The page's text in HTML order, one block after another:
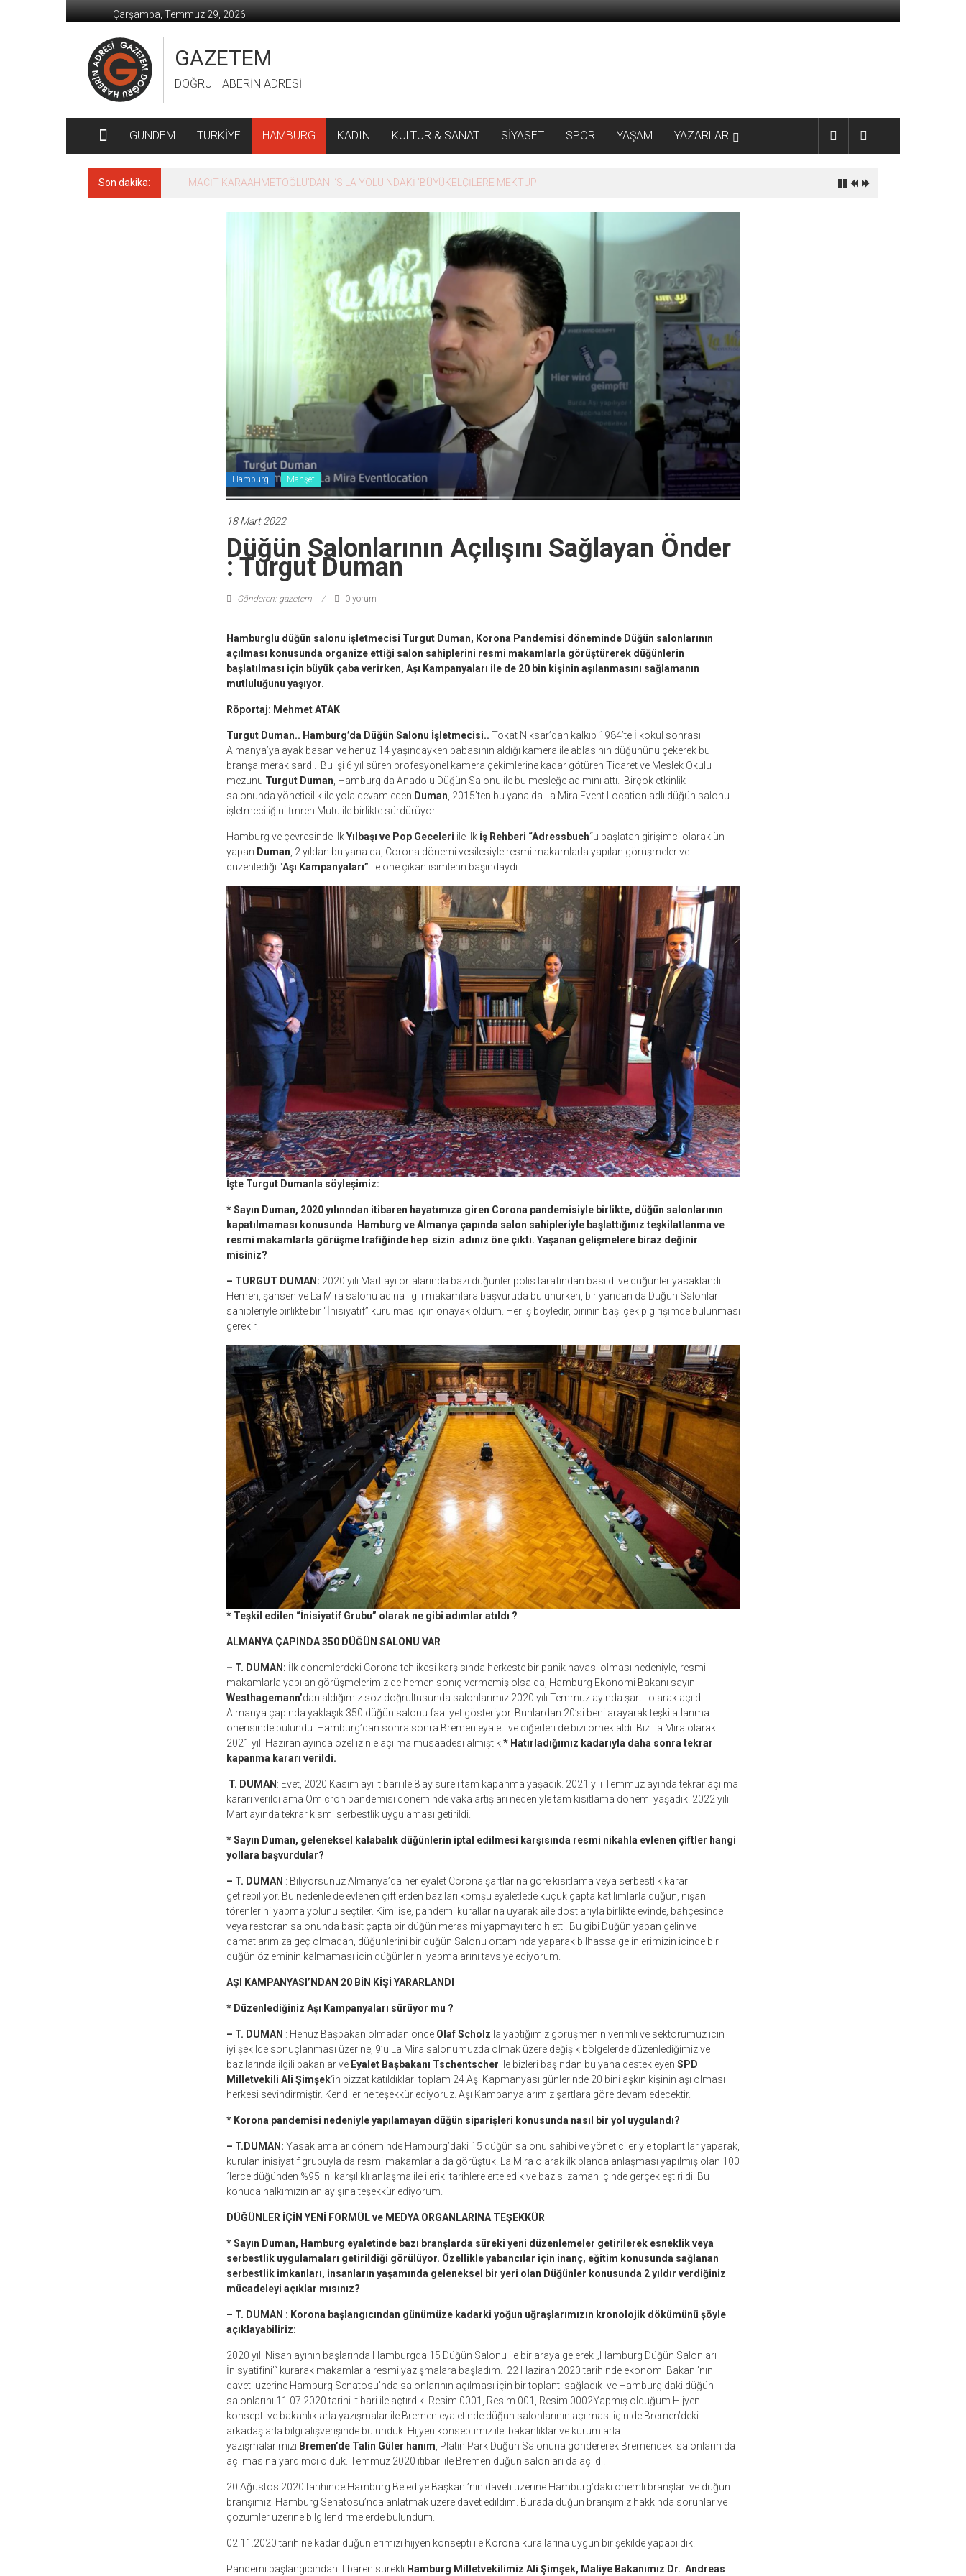
geç
Çarşamba, Temmuz 29, 2026
GAZETEM
DOĞRU HABERİN ADRESİ
GÜNDEM TÜRKİYE HAMBURG KADIN KÜLTÜR & SANAT SİYASET SPOR YAŞAM YAZARLAR
Son dakika: MACİT KARAAHMETOĞLU’DAN ‘SILA YOLU’NDAKİ ’BÜYÜKELÇİLERE MEKTUP
Hamburg Manşet
18 Mart 2022
Düğün Salonlarının Açılışını Sağlayan Önder
: Turgut Duman
Gönderen: gazetem 0 yorum
Hamburglu düğün salonu işletmecisi Turgut Duman, Korona Pandemisi döneminde Düğün salonlarının
açılması konusunda organize ettiği salon sahiplerini resmi makamlarla görüştürerek düğünlerin
başlatılması için büyük çaba verirken, Aşı Kampanyaları ile de 20 bin kişinin aşılanmasını sağlamanın
mutluluğunu yaşıyor.
Röportaj: Mehmet ATAK
Turgut Duman.. Hamburg’da Düğün Salonu İşletmecisi.. Tokat Niksar’dan kalkıp 1984’te İlkokul sonrası
Almanya’ya ayak basan ve henüz 14 yaşındayken babasının aldığı kamera ile ablasının düğününü çekerek bu
branşa merak sardı. Bu işi 6 yıl süren profesyonel kamera çekimlerine kadar götüren Ticaret ve Meslek Okulu
mezunu Turgut Duman , Hamburg’da Anadolu Düğün Salonu ile bu mesleğe adımını attı. Birçok etkinlik
salonunda yöneticilik ile yola devam eden Duman , 2015’ten bu yana da La Mira Event Location adlı düğün salonu
işletmeciliğini İmren Mutu ile birlikte sürdürüyor.
Hamburg ve çevresinde ilkYılbaşı ve Pop Geceleri ile ilk İş Rehberi “Adressbuch“u başlatan girişimci olarak ün
yapan Duman , 2 yıldan bu yana da, Corona dönemi vesilesiyle resmi makamlarla yapılan görüşmeler ve
düzenlediği “Aşı Kampanyaları” ile öne çıkan isimlerin başındaydı.
İşte Turgut Dumanla söyleşimiz:
* Sayın Duman, 2020 yılınndan itibaren hayatımıza giren Corona pandemisiyle birlikte, düğün salonlarının
kapatılmaması konusunda Hamburg ve Almanya çapında salon sahipleriyle başlattığınız teşkilatlanma ve
resmi makamlarla görüşme trafiğinde hep sizin adınız öne çıktı. Yaşanan gelişmelere biraz değinir
misiniz?
– TURGUT DUMAN: 2020 yılı Mart ayı ortalarında bazı düğünler polis tarafından basıldı ve düğünler yasaklandı.
Hemen, şahsen ve La Mira salonu adına ilgili makamlara başvuruda bulunurken, bir yandan da Düğün Salonları
sahipleriyle birlikte bir “İnisiyatif” kurulması için önayak oldum. Her iş böyledir, birinin başı çekip girişimde bulunması
gerekir.
* Teşkil edilen “İnisiyatif Grubu” olarak ne gibi adımlar atıldı ?
ALMANYA ÇAPINDA 350 DÜĞÜN SALONU VAR
– T. DUMAN: İlk dönemlerdeki Corona tehlikesi karşısında herkeste bir panik havası olması nedeniyle, resmi
makamlarla yapılan görüşmelerimiz de hemen sonıç vermemiş olsa da, Hamburg Ekonomi Bakanı sayın
Westhagemann’dan aldığımız söz doğrultusunda salonlarımız 2020 yılı Temmuz ayında şartlı olarak açıldı.
Almanya çapında yaklaşık 350 düğün salonu faaliyet gösteriyor. Bunlardan 20’si beni arayarak teşkilatlanma
önerisinde bulundu. Hamburg’dan sonra sonra Bremen eyaleti ve diğerleri de bizi örnek aldı. Biz La Mira olarak
2021 yılı Haziran ayında özel izinle açılma müsaadesi almıştık.* Hatırladığımız kadarıyla daha sonra tekrar
kapanma kararı verildi.
T. DUMAN: Evet, 2020 Kasım ayı itibarı ile 8 ay süreli tam kapanma yaşadık. 2021 yılı Temmuz ayında tekrar açılma
kararı verildi ama Omicron pandemisi döneminde vaka artışları nedeniyle tam kısıtlama dönemi yaşadık. 2022 yılı
Mart ayında tekrar kısmi serbestlik uygulaması getirildi.
* Sayın Duman, geleneksel kalabalık düğünlerin iptal edilmesi karşısında resmi nikahla evlenen çiftler hangi
yollara başvurdular?
– T. DUMAN : Biliyorsunuz Almanya’da her eyalet Corona şartlarına göre kısıtlama veya serbestlik kararı
getirebiliyor. Bu nedenle de evlenen çiftlerden bazıları komşu eyaletlede küçük çapta katılımlarla düğün, nişan
törenlerini yapma yolunu seçtiler. Kimi ise, pandemi kurallarına uyarak aile dostlarıyla birlikte evinde, bahçesinde
veya restoran salonunda basit çapta bir düğün merasimi yapmayı tercih etti. Bu gibi Düğün yapan gelin ve
damatlarımıza geç olmadan, düğünlerini bir düğün Salonu ortamında yaparak bilhassa gelinlerimizin icinde bir
düğün özleminin kalmaması icin düğünlerini yapmalarını tavsiye ediyorum.
AŞI KAMPANYASI’NDAN 20 BİN KİŞİ YARARLANDI
* Düzenlediğiniz Aşı Kampanyaları sürüyor mu ?
– T. DUMAN : Henüz Başbakan olmadan önce Olaf Scholz‘la yaptığımız görüşmenin verimli ve sektörümüz icin
iyi şekilde sonuçlanması üzerine, 9’u La Mira salonumuzda olmak üzere değişik bölgelerde düzenlediğimiz ve
bazılarında ilgili bakanlar ve Eyalet Başbakanı Tschentscher ile bizleri başından bu yana destekleyen SPD
Milletvekili Ali Şimşek‘in bizzat katıldıkları toplam 24 Aşı Kapmanyası günlerinde 20 bini aşkın kişinin aşı olması
herkesi sevindirmiştir. Kendilerine teşekkür ediyoruz. Aşı Kampanyalarımız şartlara göre devam edecektir.
* Korona pandemisi nedeniyle yapılamayan düğün siparişleri konusunda nasıl bir yol uygulandı?
– T.DUMAN: Yasaklamalar döneminde Hamburg’daki 15 düğün salonu sahibi ve yöneticileriyle toplantılar yaparak,
kurulan inisiyatif grubuyla da resmi makamlarla da görüştük. La Mira olarak ilk planda anlaşması yapılmış olan 100
´lerce düğünden %95’ini karşılıklı anlaşma ile ileriki tarihlere erteledik ve bazısı zaman içinde gerçekleştirildi. Bu
konuda halkımızın anlayışına teşekkür ediyorum.
DÜĞÜNLER İÇİN YENİ FORMÜL ve MEDYA ORGANLARINA TEŞEKKÜR
* Sayın Duman, Hamburg eyaletinde bazı branşlarda süreki yeni düzenlemeler getirilerek esneklik veya
serbestlik uygulamaları getirildiği görülüyor. Özellikle yabancılar için inanç, eğitim konusunda sağlanan
serbestlik imkanları, insanların yaşamında geleneksel bir yeri olan Düğünler konusunda 2 yıldır verdiğiniz
mücadeleyi açıklar mısınız?
– T. DUMAN : Korona başlangıcından günümüze kadarki yoğun uğraşlarımızın kronolojik dökümünü şöyle
açıklayabiliriz:
2020 yılı Nisan ayının başlarında Hamburgda 15 Düğün Salonu ile bir araya gelerek „Hamburg Düğün Salonları
İnisyatifini’“ kurarak makamlarla resmi yazışmalara başladım. 22 Haziran 2020 tarihinde ekonomi Bakanı’nın
daveti üzerine Hamburg Senatosu’nda salonlarının açılması için bir toplantı sağladık ve Hamburg’daki düğün
salonlarını 11.07.2020 tarihi itibari ile açtırdık. Resim 0001, Resim 001, Resim 0002Yapmış olduğum Hijyen
konsepti ve bakanlıklarla yazışmalar ile Bremen eyaletinde düğün salonlarının açılması için de Bremen’deki
arkadaşlarla bilgi alışverişinde bulunduk. Hijyen konseptimiz ile bakanlıklar ve kurumlarla
yazışmalarımızı Bremen’de Talin Güler hanım , Platin Park Düğün Salonuna göndererek Bremendeki salonların da
açılmasına yardımcı olduk. Temmuz 2020 itibari ile Bremen düğün salonları da açıldı.
20 Ağustos 2020 tarihinde Hamburg Belediye Başkanı’nın daveti üzerine Hamburg’daki önemli branşları ve düğün
branşımızı Hamburg Senatosu’nda anlatmak üzere davet edildim. Burada düğün branşımız hakkında sorunlar ve
çözümler üzerine bilgilendirmelerde bulundum.
02.11.2020 tarihine kadar düğünlerimizi hijyen konsepti ile Korona kurallarına uygun bir şekilde yapabildik.
Pandemi başlangıcından itibaren sürekli Hamburg Milletvekilimiz Ali Şimşek, Maliye Bakanımız Dr. Andreas